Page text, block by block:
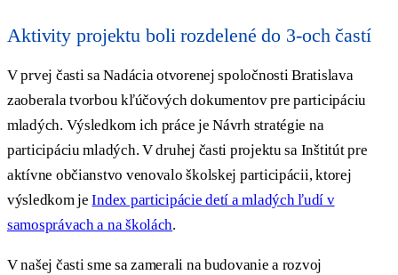
Aktivity projektu boli rozdelené do 3-och častí
V prvej časti sa Nadácia otvorenej spoločnosti Bratislava
zaoberala tvorbou kľúčových dokumentov pre participáciu
mladých. Výsledkom ich práce je Návrh stratégie na
participáciu mladých. V druhej časti projektu sa Inštitút pre
aktívne občianstvo venovalo školskej participácii, ktorej
výsledkom jeIndex participácie detí a mladých ľudí v
samosprávach a na školách.
V našej časti sme sa zamerali na budovanie a rozvoj